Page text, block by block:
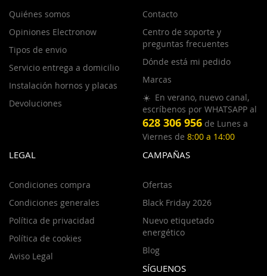
Quiénes somos
Opiniones Electronow
Tipos de envio
Servicio entrega a domicilio
Instalación hornos y placas
Devoluciones
Contacto
Centro de soporte y
preguntas frecuentes
Dónde está mi pedido
Marcas
☀️ En verano, nuevo canal,
escríbenos por WHATSAPP al
628 306 956 de Lunes a
Viernes de 8:00 a 14:00
LEGAL
Condiciones compra
Condiciones generales
Política de privacidad
Política de cookies
Aviso Legal
CAMPAÑAS
Ofertas
Black Friday 2026
Nuevo etiquetado
energético
Blog
SÍGUENOS